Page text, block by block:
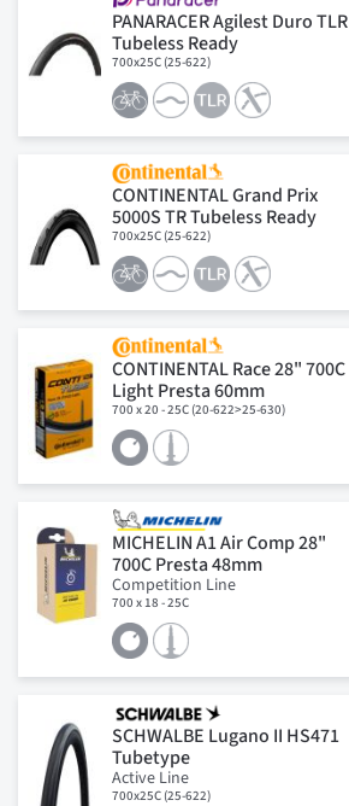
PANARACER Agilest Duro TLR
Tubeless Ready
700x25C (25-622)
CONTINENTAL Grand Prix
5000S TR Tubeless Ready
700x25C (25-622)
CONTINENTAL Race 28" 700C
Light Presta 60mm
700 x 20 - 25C (20-622>25-630)
MICHELIN A1 Air Comp 28"
700C Presta 48mm
Competition Line
700 x 18 - 25C
SCHWALBE Lugano II HS471
Tubetype
Active Line
700x25C (25-622)